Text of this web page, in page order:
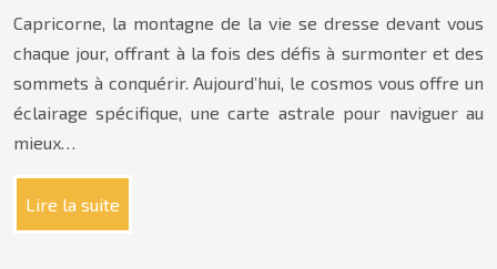
Capricorne, la montagne de la vie se dresse devant vous
chaque jour, offrant à la fois des défis à surmonter et des
sommets à conquérir. Aujourd’hui, le cosmos vous offre un
éclairage spécifique, une carte astrale pour naviguer au
mieux…
Lire la suite